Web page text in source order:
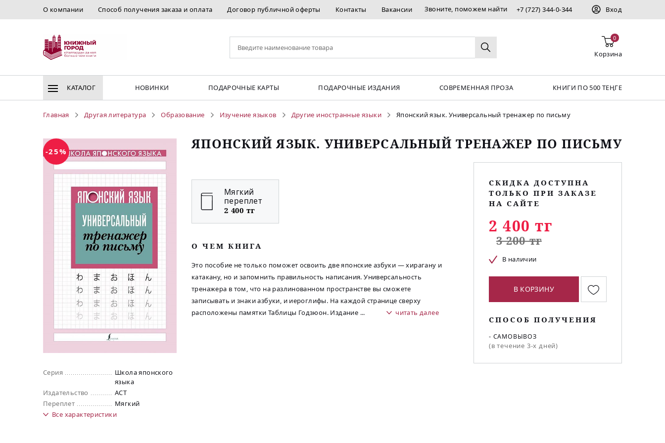
О компании Способ получения заказа и оплата Договор публичной оферты Контакты Вакансии Звоните, поможем найти +7 (727) 344-0-344 Вход
0
Корзина
КАТАЛОГ НОВИНКИ ПОДАРОЧНЫЕ КАРТЫ ПОДАРОЧНЫЕ ИЗДАНИЯ СОВРЕМЕННАЯ ПРОЗА КНИГИ ПО 500 ТЕҢГЕ
Главная Другая литература Образование Изучение языков Другие иностранные языки Японский язык. Универсальный тренажер по письму
-25%
Серия
Школа японского
языка
Издательство
АСТ
Переплет
Мягкий
Все характеристики
ЯПОНСКИЙ ЯЗЫК. УНИВЕРСАЛЬНЫЙ ТРЕНАЖЕР ПО ПИСЬМУ
Мягкий
переплет
2 400 тг
O ЧЕМ КНИГА
Это пособие не только поможет освоить две японские азбуки — хирагану и
катакану, но и запомнить правильность написания. Универсальность
тренажера в том, что на разлинованном пространстве вы сможете
записывать и знаки азбуки, и иероглифы. На каждой странице сверху
расположены памятки Таблицы Годзюон. Издание ... читать далее
СКИДКА ДОСТУПНА
ТОЛЬКО ПРИ ЗАКАЗЕ
НА САЙТЕ
2 400 тг
3 200 тг
В наличии
В КОРЗИНУ
СПОСОБ ПОЛУЧЕНИЯ
- САМОВЫВОЗ
(в течение 3-х дней)